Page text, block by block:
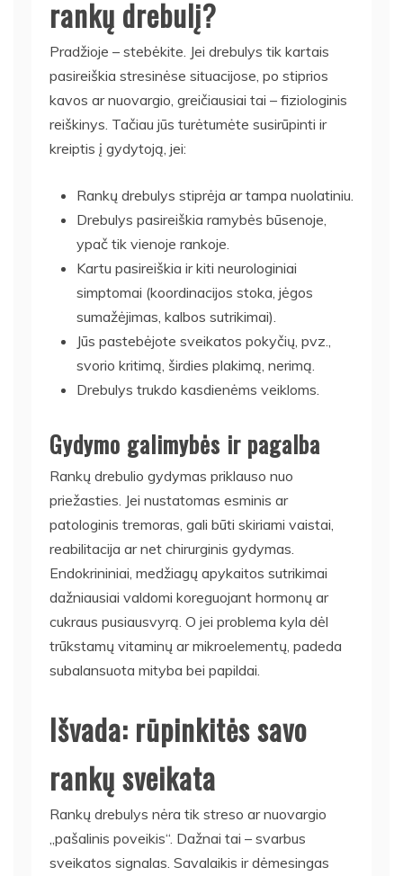
rankų drebulį?
Pradžioje – stebėkite. Jei drebulys tik kartais
pasireiškia stresinėse situacijose, po stiprios
kavos ar nuovargio, greičiausiai tai – fiziologinis
reiškinys. Tačiau jūs turėtumėte susirūpinti ir
kreiptis į gydytoją, jei:
Rankų drebulys stiprėja ar tampa nuolatiniu.
Drebulys pasireiškia ramybės būsenoje,
ypač tik vienoje rankoje.
Kartu pasireiškia ir kiti neurologiniai
simptomai (koordinacijos stoka, jėgos
sumažėjimas, kalbos sutrikimai).
Jūs pastebėjote sveikatos pokyčių, pvz.,
svorio kritimą, širdies plakimą, nerimą.
Drebulys trukdo kasdienėms veikloms.
Gydymo galimybės ir pagalba
Rankų drebulio gydymas priklauso nuo
priežasties. Jei nustatomas esminis ar
patologinis tremoras, gali būti skiriami vaistai,
reabilitacija ar net chirurginis gydymas.
Endokrininiai, medžiagų apykaitos sutrikimai
dažniausiai valdomi koreguojant hormonų ar
cukraus pusiausvyrą. O jei problema kyla dėl
trūkstamų vitaminų ar mikroelementų, padeda
subalansuota mityba bei papildai.
Išvada: rūpinkitės savo
rankų sveikata
Rankų drebulys nėra tik streso ar nuovargio
„pašalinis poveikis“. Dažnai tai – svarbus
sveikatos signalas. Savalaikis ir dėmesingas